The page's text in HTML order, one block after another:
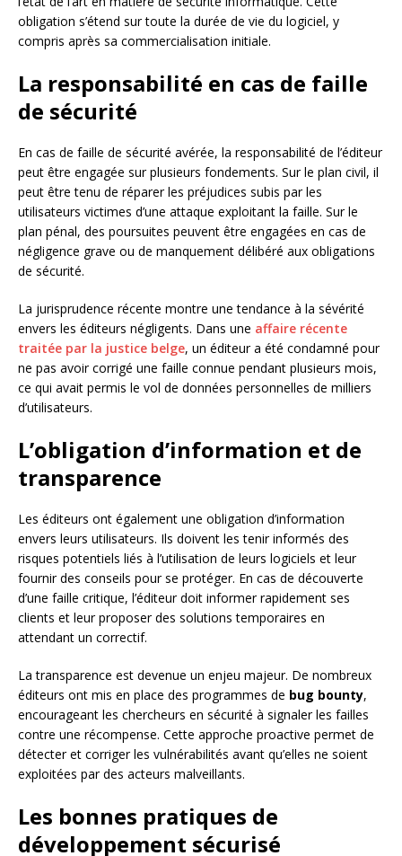
obligation s’étend sur toute la durée de vie du logiciel, y
compris après sa commercialisation initiale.
La responsabilité en cas de faille
de sécurité
En cas de faille de sécurité avérée, la responsabilité de l’éditeur
peut être engagée sur plusieurs fondements. Sur le plan civil, il
peut être tenu de réparer les préjudices subis par les
utilisateurs victimes d’une attaque exploitant la faille. Sur le
plan pénal, des poursuites peuvent être engagées en cas de
négligence grave ou de manquement délibéré aux obligations
de sécurité.
La jurisprudence récente montre une tendance à la sévérité
envers les éditeurs négligents. Dans une affaire récente
traitée par la justice belge, un éditeur a été condamné pour
ne pas avoir corrigé une faille connue pendant plusieurs mois,
ce qui avait permis le vol de données personnelles de milliers
d’utilisateurs.
L’obligation d’information et de
transparence
Les éditeurs ont également une obligation d’information
envers leurs utilisateurs. Ils doivent les tenir informés des
risques potentiels liés à l’utilisation de leurs logiciels et leur
fournir des conseils pour se protéger. En cas de découverte
d’une faille critique, l’éditeur doit informer rapidement ses
clients et leur proposer des solutions temporaires en
attendant un correctif.
La transparence est devenue un enjeu majeur. De nombreux
éditeurs ont mis en place des programmes de bug bounty,
encourageant les chercheurs en sécurité à signaler les failles
contre une récompense. Cette approche proactive permet de
détecter et corriger les vulnérabilités avant qu’elles ne soient
exploitées par des acteurs malveillants.
Les bonnes pratiques de
développement sécurisé